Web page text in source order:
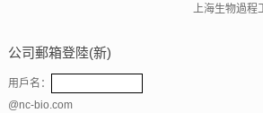
上海生物過程
公司郵箱登陸(新)
用戶名：
@nc-bio.com